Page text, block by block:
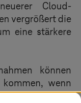
Cloud-
vergrößert die
eine stärkere
können
wenn
betroffen